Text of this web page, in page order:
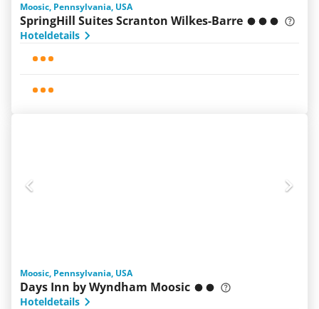
Moosic, Pennsylvania, USA
SpringHill Suites Scranton Wilkes-Barre
Hoteldetails
Moosic, Pennsylvania, USA
Days Inn by Wyndham Moosic
Hoteldetails